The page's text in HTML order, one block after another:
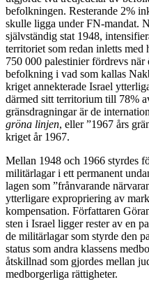
befolkningen. Resterande 2%
skulle ligga under FN-mandat.
självständig stat 1948,
territoriet som redan inletts
750 000 palestinier fördrevs
befolkning i vad som kallas
kriget annekterade Israel
därmed sitt territorium till 78%
gränsdragningar är de
gröna linjen, eller ”1967 års
kriget år 1967.
Mellan 1948 och 1966 styrdes
militärlagar i ett permanent
lagen som ”frånvarande
ytterligare expropriering av
kompensation. Författaren
sten i Israel ligger rester av en
de militärlagar som styrde den
status som andra klassens
åtskillnad som gjordes mellan
medborgerliga rättigheter.